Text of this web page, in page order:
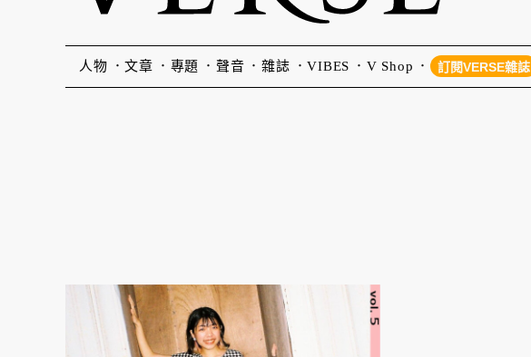
人物 文章 專題 聲音 雜誌 VIBES V Shop 訂閱VERSE雜誌